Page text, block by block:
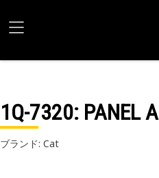
1Q-7320: PANEL A
ブランド: Cat